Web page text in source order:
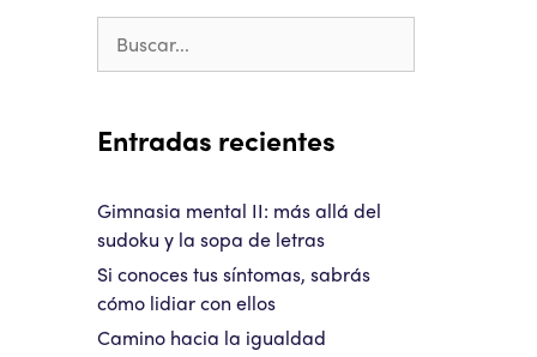
Entradas recientes
Gimnasia mental II: más allá del
sudoku y la sopa de letras
Si conoces tus síntomas, sabrás
cómo lidiar con ellos
Camino hacia la igualdad